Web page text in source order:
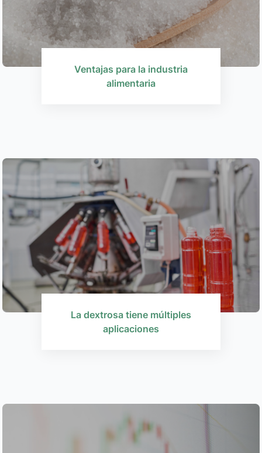
Ventajas para la industria
alimentaria
La dextrosa tiene múltiples
aplicaciones